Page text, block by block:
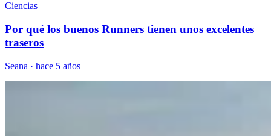
Ciencias
Por qué los buenos Runners tienen unos excelentes
traseros
Seana · hace 5 años